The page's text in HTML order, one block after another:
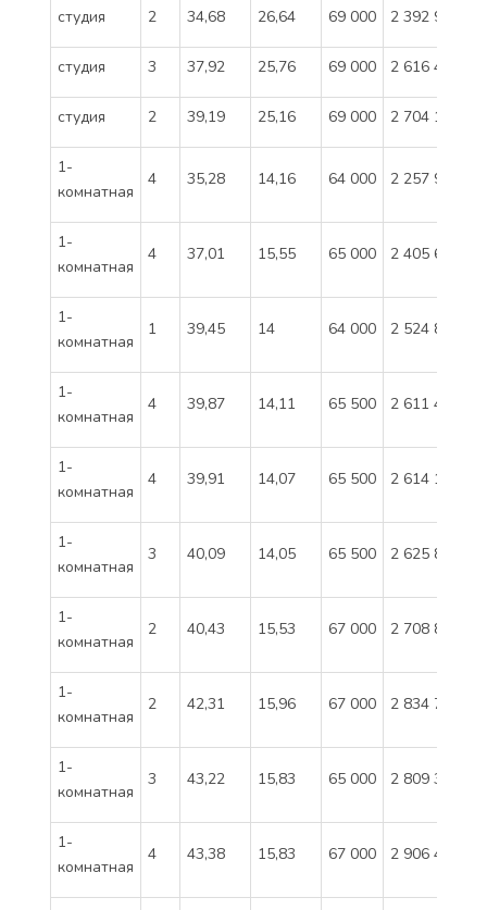
студия 2 34,68 26,64 69 000 2 392 920
студия 3 37,92 25,76 69 000 2 616 480
студия 2 39,19 25,16 69 000 2 704 110
1-
комнатная
4 35,28 14,16 64 000 2 257 920
1-
комнатная
4 37,01 15,55 65 000 2 405 650
1-
комнатная
1 39,45 14 64 000 2 524 800
1-
комнатная
4 39,87 14,11 65 500 2 611 485
1-
комнатная
4 39,91 14,07 65 500 2 614 105
1-
комнатная
3 40,09 14,05 65 500 2 625 895
1-
комнатная
2 40,43 15,53 67 000 2 708 810
1-
комнатная
2 42,31 15,96 67 000 2 834 770
1-
комнатная
3 43,22 15,83 65 000 2 809 300
1-
комнатная
4 43,38 15,83 67 000 2 906 450